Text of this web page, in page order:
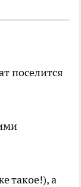
поселится
такое!), а